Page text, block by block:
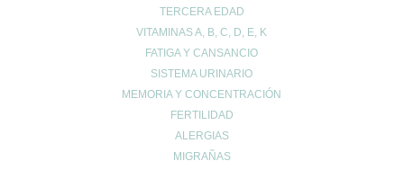
TERCERA EDAD
VITAMINAS A, B, C, D, E, K
FATIGA Y CANSANCIO
SISTEMA URINARIO
MEMORIA Y CONCENTRACIÓN
FERTILIDAD
ALERGIAS
MIGRAÑAS
© 2024 FARMACIA ROMERO CB